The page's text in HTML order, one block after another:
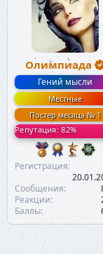
Олимпиада
Гений мысли
Местные
Постер месяца № 1
Репутация: 82%
Регистрация
Сообщения
Реакции
Баллы